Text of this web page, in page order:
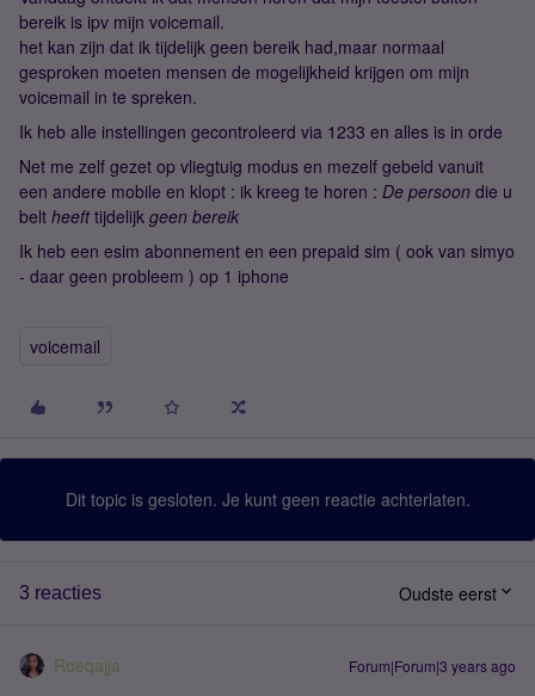
bereik is ipv mijn voicemail.
het kan zijn dat ik tijdelijk geen bereik had,maar normaal
gesproken moeten mensen de mogelijkheid krijgen om mijn
voicemail in te spreken.
Ik heb alle instellingen gecontroleerd via 1233 en alles is in orde
Net me zelf gezet op vliegtuig modus en mezelf gebeld vanuit
een andere mobile en klopt : ik kreeg te horen : De persoon die u
belt heefttijdelijk geen bereik
Ik heb een esim abonnement en een prepaid sim ( ook van simyo
- daar geen probleem ) op 1 iphone
voicemail
Dit topic is gesloten. Je kunt geen reactie achterlaten.
3 reacties Oudste eerst
Roeqajja Forum|Forum|3 years ago